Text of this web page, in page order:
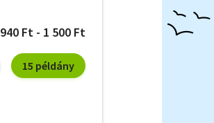
940 Ft - 1 500 Ft
15 példány